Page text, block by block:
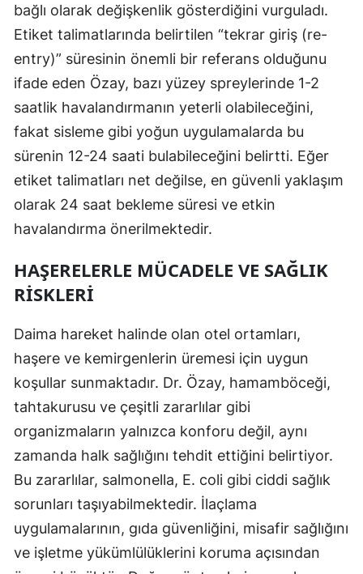
bağlı olarak değişkenlik gösterdiğini vurguladı.
Etiket talimatlarında belirtilen “tekrar giriş (re-
entry)” süresinin önemli bir referans olduğunu
ifade eden Özay, bazı yüzey spreylerinde 1-2
saatlik havalandırmanın yeterli olabileceğini,
fakat sisleme gibi yoğun uygulamalarda bu
sürenin 12-24 saati bulabileceğini belirtti. Eğer
etiket talimatları net değilse, en güvenli yaklaşım
olarak 24 saat bekleme süresi ve etkin
havalandırma önerilmektedir.
HAŞERELERLE MÜCADELE VE SAĞLIK
RISKLERI
Daima hareket halinde olan otel ortamları,
haşere ve kemirgenlerin üremesi için uygun
koşullar sunmaktadır. Dr. Özay, hamamböceği,
tahtakurusu ve çeşitli zararlılar gibi
organizmaların yalnızca konforu değil, aynı
zamanda halk sağlığını tehdit ettiğini belirtiyor.
Bu zararlılar, salmonella, E. coli gibi ciddi sağlık
sorunları taşıyabilmektedir. İlaçlama
uygulamalarının, gıda güvenliğini, misafir sağlığını
ve işletme yükümlülüklerini koruma açısından